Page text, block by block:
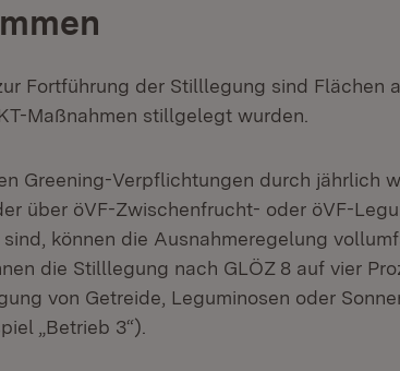
Fortführung der Stilllegung sind Flächen
Maßnahmen stillgelegt wurden.
Greening-Verpflichtungen durch jährlich
über öVF-Zwischenfrucht- oder öVF-
können die Ausnahmeregelung
die Stilllegung nach GLÖZ 8 auf vier
von Getreide, Leguminosen oder
„Betrieb 3“).